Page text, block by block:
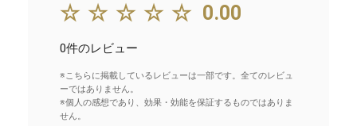
☆☆☆☆☆ 0.00
0件のレビュー
※こちらに掲載しているレビューは一部です。全てのレビュ
ーではありません。
※個人の感想であり、効果・効能を保証するものではありま
せん。